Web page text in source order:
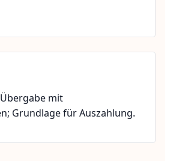
mit
Grundlage für Auszahlung.